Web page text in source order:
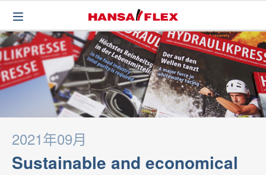
2021年09月
Sustainable and economical